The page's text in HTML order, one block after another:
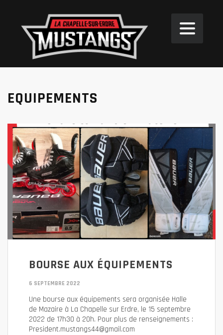
EQUIPEMENTS
BOURSE AUX ÉQUIPEMENTS
6 SEPTEMBRE 2022
Une bourse aux équipements sera organisée Halle
de Mazaire à La Chapelle sur Erdre, le 15 septembre
2022 de 17h30 à 20h. Pour plus de renseignements :
President.mustangs44@gmail.com